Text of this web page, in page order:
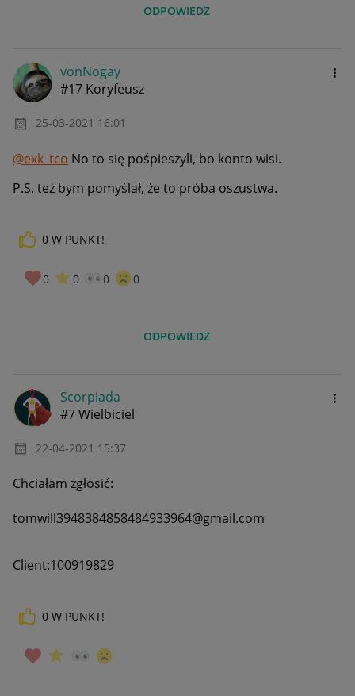
ODPOWIEDZ
vonNogay
#17 Koryfeusz
‎25-03-2021 16:01
@exk_tco No to się pośpieszyli, bo konto wisi.
P.S. też bym pomyślał, że to próba oszustwa.
0 W PUNKT!
0 0 0 0
ODPOWIEDZ
Scorpiada
#7 Wielbiciel
‎22-04-2021 15:37
Chciałam zgłosić:
tomwill3948384858484933964@gmail.com
Client:100919829
0 W PUNKT!